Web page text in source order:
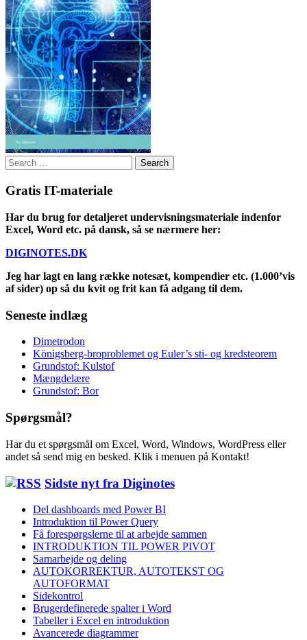
Search
for:
Gratis IT-materiale
Har du brug for detaljeret undervisningsmateriale indenfor
Excel, Word etc. på dansk, så se nærmere her:
DIGINOTES.DK
Jeg har lagt en lang række notesæt, kompendier etc. (1.000’vis
af sider) op så du kvit og frit kan få adgang til dem.
Seneste indlæg
Dimetrodon
Königsberg-broproblemet og Euler’s sti- og kredsteorem
Grundstof: Kulstof
Mængdelære
Grundstof: Bor
Spørgsmål?
Har du et spørgsmål om Excel, Word, Windows, WordPress eller
andet så send mig en besked. Klik i menuen på Kontakt!
Sidste nyt fra Diginotes
Del dashboards med Power BI
Introduktion til Power Query
Få forespørgslerne til at arbejde sammen
INTRODUKTION TIL POWER PIVOT
Samarbejde og deling
AUTOKORREKTUR, AUTOTEKST OG
AUTOFORMAT
Sidekontrol
Brugerdefinerede spalter i Word
Tabeller i Excel en introduktion
Avancerede diagrammer